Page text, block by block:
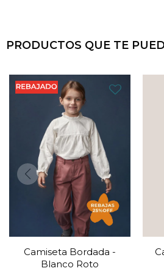
PRODUCTOS QUE TE
Camiseta Bordada -
Blanco Roto